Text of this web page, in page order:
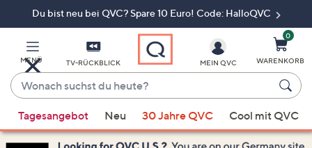
Du bist neu bei QVC? Spare 10 Euro! Code: HalloQVC
MENÜ TV-RÜCKBLICK
Wonach
suchst
du
heute?
Vorschläge
verfügbar
MEIN QVC
0
WARENKORB
Tagesangebot Neu 30 Jahre QVC Cool mit QVC